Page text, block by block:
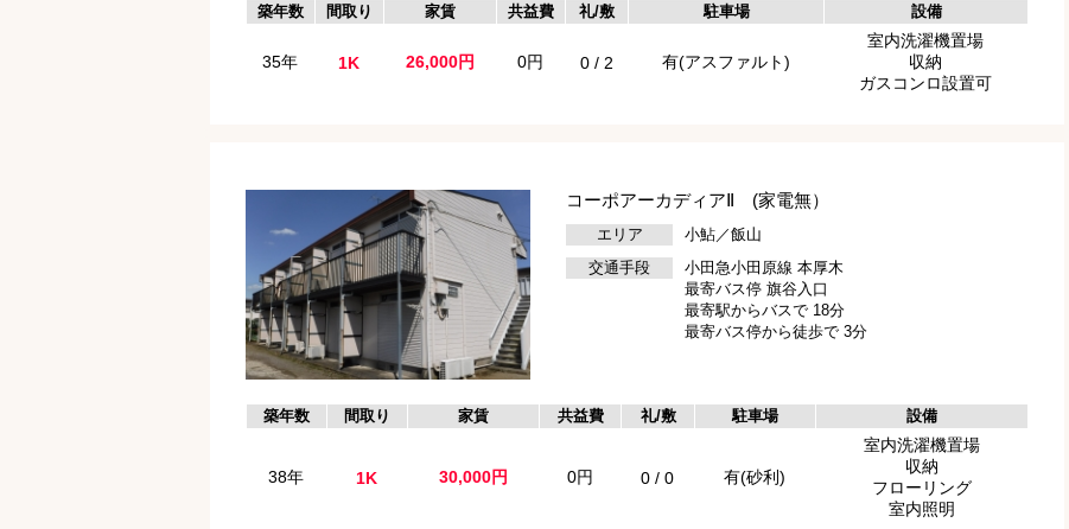
築年数 間取り 家賃 共益費 礼/敷 駐車場 設備
35年 1K 26,000円 0円 0 / 2 有(アスファルト)
室内洗濯機置場
収納
ガスコンロ設置可
コーポアーカディアⅡ (家電無）
エリア
小鮎／飯山
交通手段
小田急小田原線 本厚木
最寄バス停 旗谷入口
最寄駅からバスで 18分
最寄バス停から徒歩で 3分
築年数 間取り 家賃 共益費 礼/敷 駐車場 設備
38年 1K 30,000円 0円 0 / 0 有(砂利)
室内洗濯機置場
収納
フローリング
室内照明